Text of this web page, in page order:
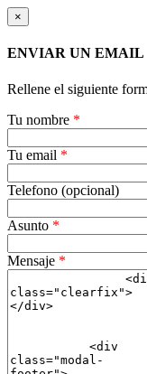
×
ENVIAR UN EMAIL
Rellene el siguiente
Tu nombre *
Tu email *
Telefono (opcional)
Asunto *
Mensaje *